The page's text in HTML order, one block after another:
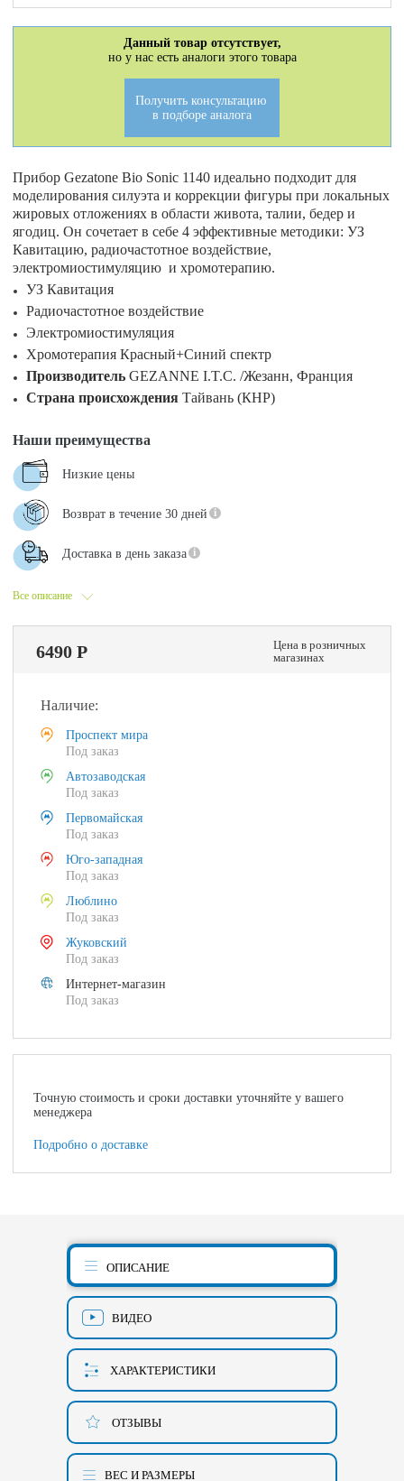
Данный товар отсутствует,
но у нас есть аналоги этого товара
Получить консультацию
в подборе аналога
Прибор Gezatone Bio Sonic 1140 идеально подходит для
моделирования силуэта и коррекции фигуры при локальных
жировых отложениях в области живота, талии, бедер и
ягодиц. Он сочетает в себе 4 эффективные методики: УЗ
Кавитацию, радиочастотное воздействие,
электромиостимуляцию и хромотерапию.
УЗ Кавитация
Радиочастотное воздействие
Электромиостимуляция
Хромотерапия Красный+Синий спектр
Производитель GEZANNE I.T.C. /Жезанн, Франция
Страна происхожденияТайвань (КНР)
Все описание
Наши преимущества
Низкие цены
Возврат в течение 30 дней
Доставка в день заказа
6490 Р
Цена в розничных
магазинах
Наличие:
Проспект мира
Под заказ
Автозаводская
Под заказ
Первомайская
Под заказ
Юго-западная
Под заказ
Люблино
Под заказ
Жуковский
Под заказ
Интернет-магазин
Под заказ
Точную стоимость и сроки доставки уточняйте у вашего
менеджера
Подробно о доставке
ОПИСАНИЕ
ВИДЕО
ХАРАКТЕРИСТИКИ
ОТЗЫВЫ
ВЕС И РАЗМЕРЫ